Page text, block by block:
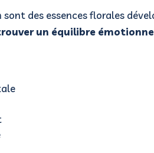
sont des essences florales
un équilibre